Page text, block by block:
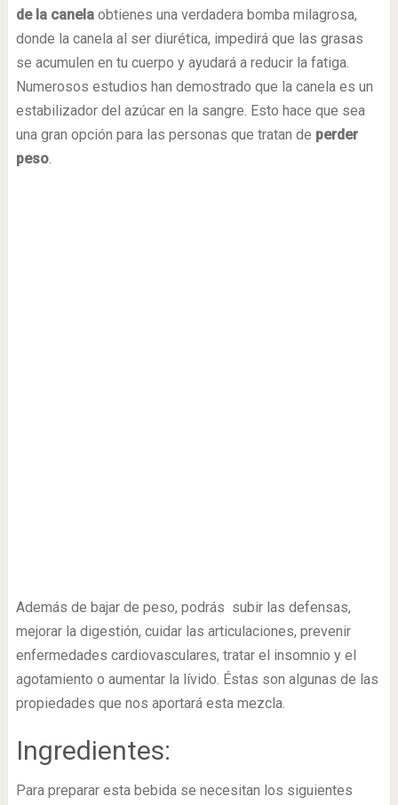
de la canelaobtienes una verdadera bomba milagrosa,
donde la canela al ser diurética, impedirá que las grasas
se acumulen en tu cuerpo y ayudará a reducir la fatiga.
Numerosos estudios han demostrado que la canela es un
estabilizador del azúcar en la sangre. Esto hace que sea
una gran opción para las personas que tratan de perder
peso.
Además de bajar de peso, podrás subir las defensas,
mejorar la digestión, cuidar las articulaciones, prevenir
enfermedades cardiovasculares, tratar el insomnio y el
agotamiento o aumentar la lívido. Éstas son algunas de las
propiedades que nos aportará esta mezcla.
Ingredientes:
Para preparar esta bebida se necesitan los siguientes